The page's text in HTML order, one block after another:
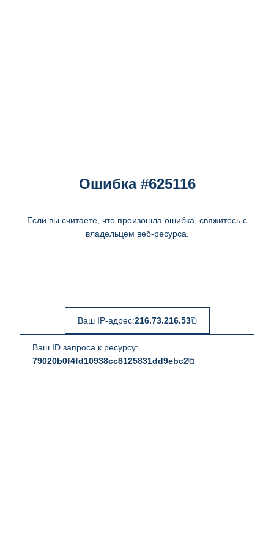
Ошибка #625116
Если вы считаете, что произошла ошибка, свяжитесь с
владельцем веб-ресурса.
Ваш IP-адрес:216.73.216.53
Ваш ID запроса к ресурсу:
79020b0f4fd10938cc8125831dd9ebc2